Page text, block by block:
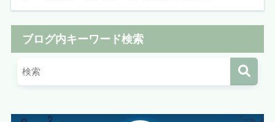
ブログ内キーワード検索